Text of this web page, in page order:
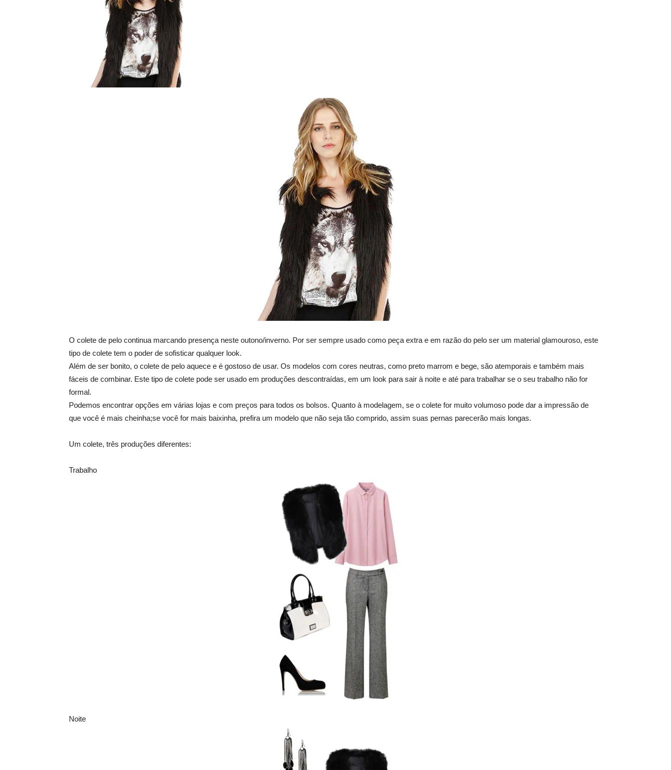
O colete de pelo continua marcando presença neste outono/inverno. Por ser sempre usado como peça extra e em razão do pelo ser um material glamouroso, este
tipo de colete tem o poder de sofisticar qualquer look.
Além de ser bonito, o colete de pelo aquece e é gostoso de usar. Os modelos com cores neutras, como preto marrom e bege, são atemporais e também mais
fáceis de combinar. Este tipo de colete pode ser usado em produções descontraídas, em um look para sair à noite e até para trabalhar se o seu trabalho não for
formal.
Podemos encontrar opções em várias lojas e com preços para todos os bolsos. Quanto à modelagem, se o colete for muito volumoso pode dar a impressão de
que você é mais cheinha;se você for mais baixinha, prefira um modelo que não seja tão comprido, assim suas pernas parecerão mais longas.
Um colete, três produções diferentes:
Trabalho
Noite